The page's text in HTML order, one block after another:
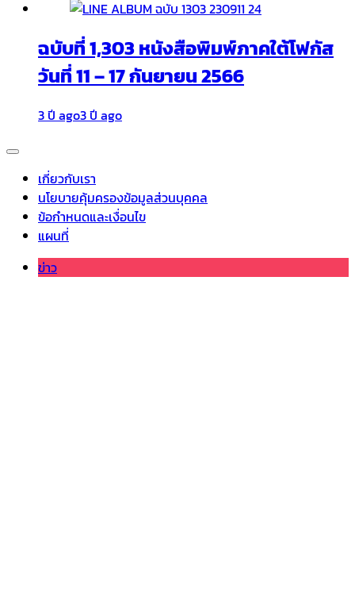
ฉบับที่ 1,303 หนังสือพิมพ์ภาคใต้โฟกัส
วันที่ 11 – 17 กันยายน 2566
3 ปี ago3 ปี ago
เกี่ยวกับเรา
นโยบายคุ้มครองข้อมูลส่วนบุคคล
ข้อกำหนดและเงื่อนไข
แผนที่
ข่าว